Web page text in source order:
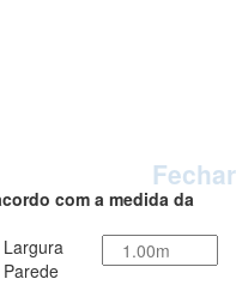
Fechar
com a medida da
Largura
Parede